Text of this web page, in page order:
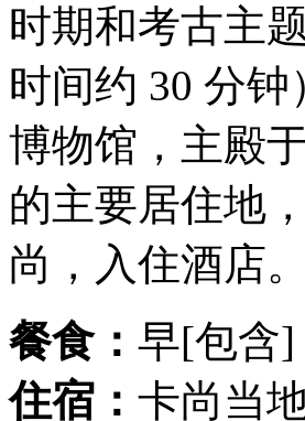
时期和考古主
时间约 30 分
博物馆，主殿
的主要居住地
尚，入住酒店。
餐食： 早[包
住宿： 卡尚当